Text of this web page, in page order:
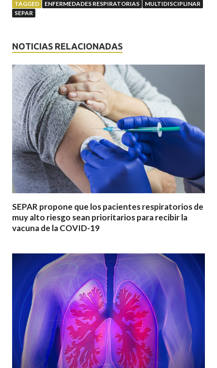
TAGGED ENFERMEDADES RESPIRATORIAS
MULTIDISCIPLINAR
SEPAR
NOTICIAS RELACIONADAS
SEPAR propone que los pacientes respiratorios de
muy alto riesgo sean prioritarios para recibir la
vacuna de la COVID-19